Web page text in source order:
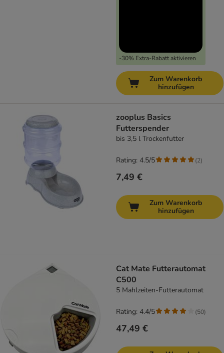
-30% Extra-Rabatt aktivieren
Zum Warenkorb
hinzufügen
zooplus Basics
Futterspender
bis 3,5 l Trockenfutter
7,49 €
Rating: 4.5/5 (2)
Zum Warenkorb
hinzufügen
Cat Mate Futterautomat
C500
5 Mahlzeiten-Futterautomat
47,49 €
Rating: 4.4/5 (50)